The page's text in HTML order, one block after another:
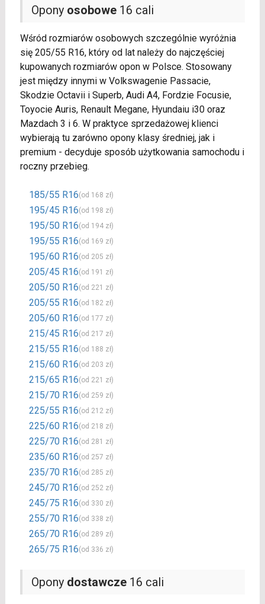
Opony osobowe16 cali
Wśród rozmiarów osobowych szczególnie wyróżnia
się 205/55 R16, który od lat należy do najczęściej
kupowanych rozmiarów opon w Polsce. Stosowany
jest między innymi w Volkswagenie Passacie,
Skodzie Octavii i Superb, Audi A4, Fordzie Focusie,
Toyocie Auris, Renault Megane, Hyundaiu i30 oraz
Mazdach 3 i 6. W praktyce sprzedażowej klienci
wybierają tu zarówno opony klasy średniej, jak i
premium - decyduje sposób użytkowania samochodu i
roczny przebieg.
185/55 R16(od 168 zł)
195/45 R16(od 198 zł)
195/50 R16(od 194 zł)
195/55 R16(od 169 zł)
195/60 R16(od 205 zł)
205/45 R16(od 191 zł)
205/50 R16(od 221 zł)
205/55 R16(od 182 zł)
205/60 R16(od 177 zł)
215/45 R16(od 217 zł)
215/55 R16(od 188 zł)
215/60 R16(od 203 zł)
215/65 R16(od 221 zł)
215/70 R16(od 259 zł)
225/55 R16(od 212 zł)
225/60 R16(od 218 zł)
225/70 R16(od 281 zł)
235/60 R16(od 257 zł)
235/70 R16(od 285 zł)
245/70 R16(od 252 zł)
245/75 R16(od 330 zł)
255/70 R16(od 338 zł)
265/70 R16(od 289 zł)
265/75 R16(od 336 zł)
Opony dostawcze16 cali